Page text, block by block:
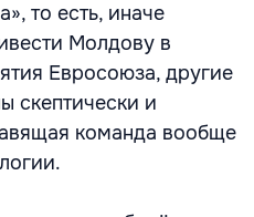
то есть, иначе
Молдову в
Евросоюза, другие
скептически и
команда вообще